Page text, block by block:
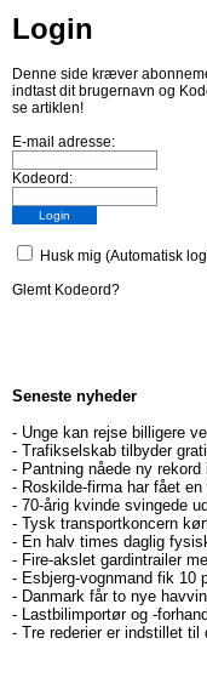
Login
Denne side kræver
indtast dit brugernavn og
se artiklen!
E-mail adresse:
Kodeord:
Husk mig (Automatisk
Glemt Kodeord?
Seneste nyheder
- Unge kan rejse billigere
- Trafikselskab tilbyder
- Pantning nåede ny rekord
- Roskilde-firma har fået
- 70-årig kvinde svingede
- Tysk transportkoncern
- En halv times daglig
- Fire-akslet gardintrailer
- Esbjerg-vognmand fik 10
- Danmark får to nye
- Lastbilimportør og -
- Tre rederier er indstillet til